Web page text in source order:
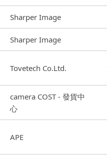
Sharper Image
Sharper Image
Tovetech Co.Ltd.
camera COST - 發貨中
心
APE